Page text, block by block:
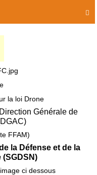

la loi Drone
Générale de
FFAM)
la Défense et de la
ci dessous